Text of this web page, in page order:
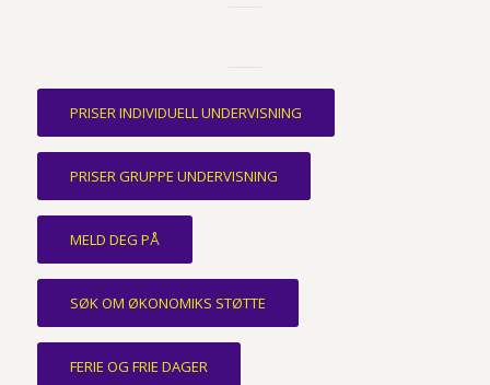
PRISER INDIVIDUELL UNDERVISNING
PRISER GRUPPE UNDERVISNING
MELD DEG PÅ
SØK OM ØKONOMIKS STØTTE
FERIE OG FRIE DAGER